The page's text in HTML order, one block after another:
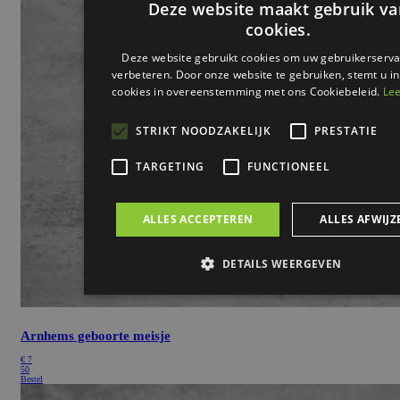
Arnhems geboorte meisje
€ 7
50
Bestel
Deze website maakt gebruik
cookies.
Deze website gebruikt cookies om uw
verbeteren. Door onze website te gebruiken, stemt u
cookies in overeenstemming met ons Cookiebeleid.
STRIKT NOODZAKELIJK PRESTATIE
TARGETING FUNCTIONEEL
ALLES ACCEPTEREN ALLES
DETAILS WEERGEVEN
Strikt noodzakelijk